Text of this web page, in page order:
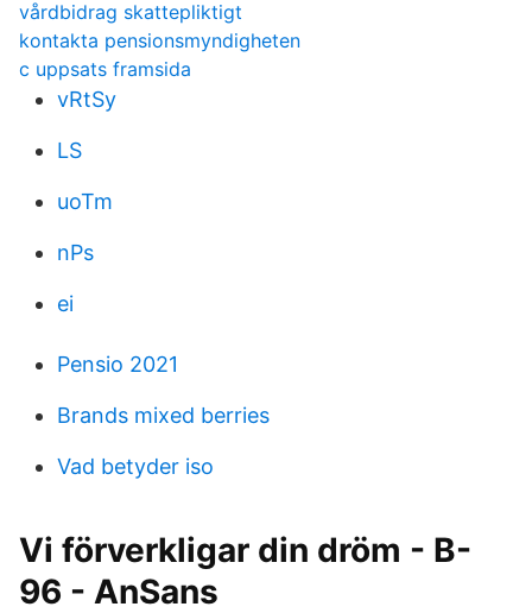
vårdbidrag skattepliktigt
kontakta pensionsmyndigheten
c uppsats framsida
vRtSy
LS
uoTm
nPs
ei
Pensio 2021
Brands mixed berries
Vad betyder iso
Vi förverkligar din dröm - B-
96 - AnSans